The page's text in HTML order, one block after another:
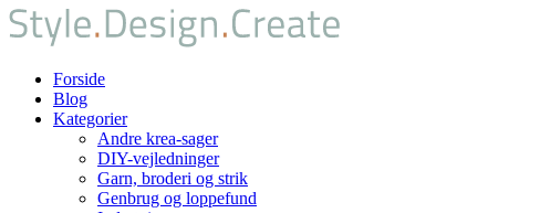
Forside
Blog
Kategorier
Andre krea-sager
DIY-vejledninger
Garn, broderi og strik
Genbrug og loppefund